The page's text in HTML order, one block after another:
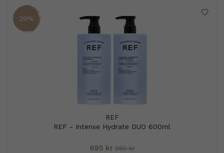
29%
REF
REF - Intense Hydrate DUO 600ml
695 kr 980 kr